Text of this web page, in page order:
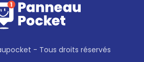
- Tous droits réservés